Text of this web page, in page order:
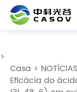
>
Casa > NOTÍCIAS
Eficácia do